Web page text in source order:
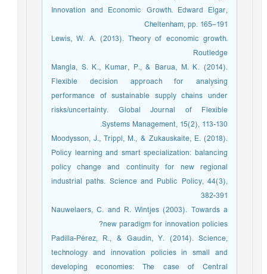
Innovation and Economic Growth. Edward Elgar,
Cheltenham, pp. 165–191
Lewis, W. A. (2013). Theory of economic growth.
Routledge
Mangla, S. K., Kumar, P., & Barua, M. K. (2014).
Flexible decision approach for analysing
performance of sustainable supply chains under
risks/uncertainty. Global Journal of Flexible
Systems Management, 15(2), 113-130.‏
Moodysson, J., Trippl, M., & Zukauskaite, E. (2018).
Policy learning and smart specialization: balancing
policy change and continuity for new regional
industrial paths. Science and Public Policy, 44(3),
382-391
Nauwelaers, C. and R. Wintjes (2003). Towards a
new paradigm for innovation policies?
Padilla-Pérez, R., & Gaudin, Y. (2014). Science,
technology and innovation policies in small and
developing economies: The case of Central